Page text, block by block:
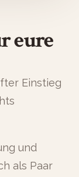
eure
Einstieg
und
als Paar